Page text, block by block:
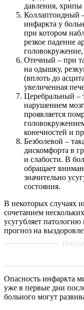
давления, хрипы
Коллаптоидный
инфаркта у
при котором
резкое падение
Отечный – при
на одышку,
(вплоть до
увеличенная
Церебральный –
нарушением
проявляется
конечностей и
Безболевой –
дискомфорта в
и слабости. В
обращает
значительно
состояния.
В некоторых случаях
сочетанием
усугубляет
прогноз на
Опасность инфаркта
уже в первые дни
больного могут